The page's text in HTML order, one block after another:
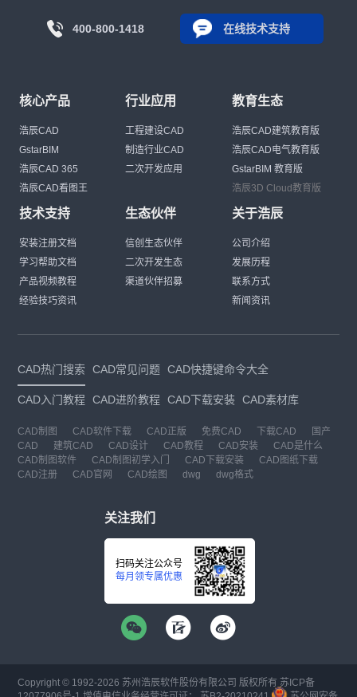
400-800-1418 在线技术支持
核心产品
浩辰CAD
GstarBIM
浩辰CAD 365
浩辰CAD看图王
行业应用
工程建设CAD
制造行业CAD
二次开发应用
教育生态
浩辰CAD建筑教育版
浩辰CAD电气教育版
GstarBIM 教育版
浩辰3D Cloud教育版
技术支持
安装注册文档
学习帮助文档
产品视频教程
经验技巧资讯
生态伙伴
信创生态伙伴
二次开发生态
渠道伙伴招募
关于浩辰
公司介绍
发展历程
联系方式
新闻资讯
CAD热门搜索 CAD常见问题 CAD快捷键命令大全
CAD入门教程 CAD进阶教程 CAD下载安装 CAD素材库
CAD制图 CAD软件下载 CAD正版 免费CAD 下载CAD
国产
CAD
建筑CAD CAD设计 CAD教程 CAD安装
CAD是什么
CAD制图软件
CAD制图初学入门 CAD下载安装
CAD图纸下载
CAD注册
CAD官网 CAD绘图 dwg dwg格式
关注我们
扫码关注公众号
每月领专属优惠
Copyright © 1992-2026 苏州浩辰软件股份有限公司 版权所有 苏ICP备